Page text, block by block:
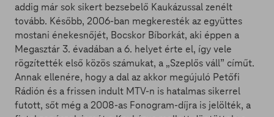
addig már sok sikert bezsebelő Kaukázussal zenélt
tovább. Később, 2006-ban megkeresték az együttes
mostani énekesnőjét, Bocskor Bíborkát, aki éppen a
Megasztár 3. évadában a 6. helyet érte el, így vele
rögzítették első közös számukat, a „Szeplős váll” címűt.
Annak ellenére, hogy a dal az akkor megújuló Petőfi
Rádión és a frissen indult MTV-n is hatalmas sikerrel
futott, sőt még a 2008-as Fonogram-díjra is jelölték, a